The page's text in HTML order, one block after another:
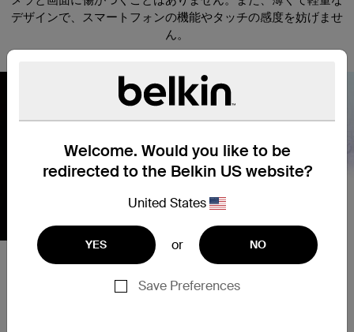
Welcome. Would you like to be
redirected to the Belkin US website?
United States
YES or NO
Save Preferences
デザインで、スマートフォンの機能やタッチの感度を妨げませ
ん。
安全でシンプルな磁気アタッチ